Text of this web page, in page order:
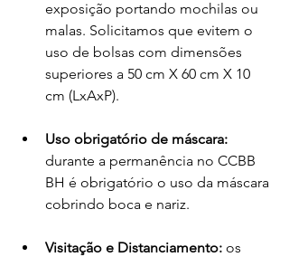
exposição portando mochilas ou
malas. Solicitamos que evitem o
uso de bolsas com dimensões
superiores a 50 cm X 60 cm X 10
cm (LxAxP).
Uso obrigatório de máscara:
durante a permanência no CCBB
BH é obrigatório o uso da máscara
cobrindo boca e nariz.
Visitação e Distanciamento: os